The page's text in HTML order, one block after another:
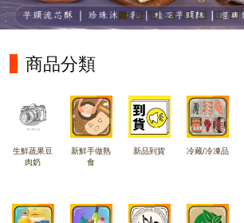
商品分類
生鮮蔬果豆
肉奶
新鮮手做熟
食
新品到貨 冷藏/冷凍品